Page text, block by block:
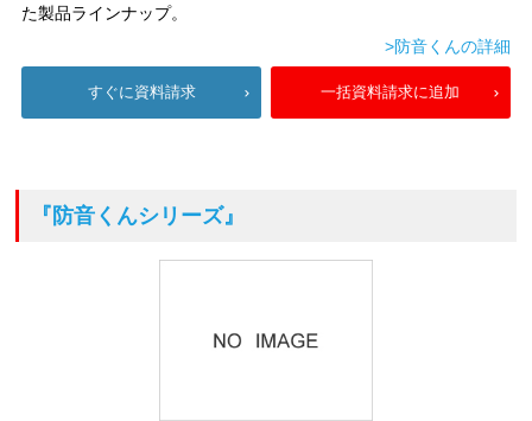
た製品ラインナップ。
>防音くんの詳細
すぐに資料請求 一括資料請求に追加
『防音くんシリーズ』